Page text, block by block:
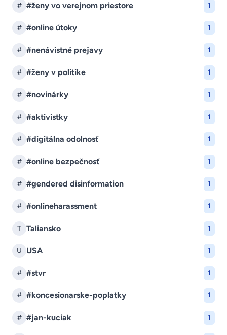
# #ženy vo verejnom priestore 1
# #online útoky 1
# #nenávistné prejavy 1
# #ženy v politike 1
# #novinárky 1
# #aktivistky 1
# #digitálna odolnosť 1
# #online bezpečnosť 1
# #gendered disinformation 1
# #onlineharassment 1
T Taliansko 1
U USA 1
# #stvr 1
# #koncesionarske-poplatky 1
# #jan-kuciak 1